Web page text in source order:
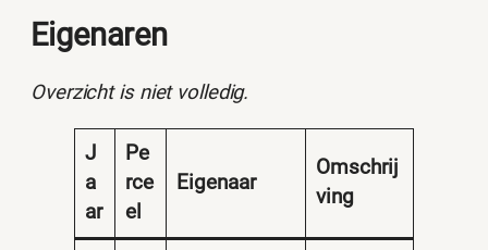
Eigenaren
Overzicht is niet volledig.
J
a
ar
Pe
rce
el
Eigenaar
Omschrij
ving